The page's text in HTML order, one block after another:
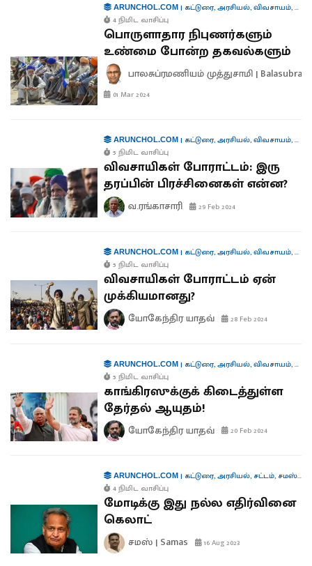
ARUNCHOL.COM| கட்டுரை,அரசியல்,விவசாயம்,
4 நிமிட வாசிப்பு
பொருளாதார நிபுணர்களும்
உண்மை போன்ற தகவல்களும்
பாலசுப்ரமணியம் முத்துசாமி |
01 Mar 2024
ARUNCHOL.COM| கட்டுரை,அரசியல்,விவசாயம்,
5 நிமிட வாசிப்பு
விவசாயிகள் போராட்டம்: இரு
தரப்பின் பிரச்சினைகள் என்ன?
வ.ரங்காசாரி 29 Feb 2024
ARUNCHOL.COM| கட்டுரை,அரசியல்,விவசாயம்,
5 நிமிட வாசிப்பு
விவசாயிகள் போராட்டம் ஏன்
முக்கியமானது?
யோகேந்திர யாதவ் 28 Feb 2024
ARUNCHOL.COM| கட்டுரை,அரசியல்,விவசாயம்,
5 நிமிட வாசிப்பு
காங்கிரஸுக்குக் கிடைத்துள்ள
தேர்தல் ஆயுதம்!
யோகேந்திர யாதவ் 20 Feb 2024
ARUNCHOL.COM| கட்டுரை,அரசியல், சட்டம், சமஸ் கட்டுரை
4 நிமிட வாசிப்பு
மோடிக்கு இது நல்ல எதிர்வினை
கெலாட்
சமஸ் | Samas 16 Aug 2023